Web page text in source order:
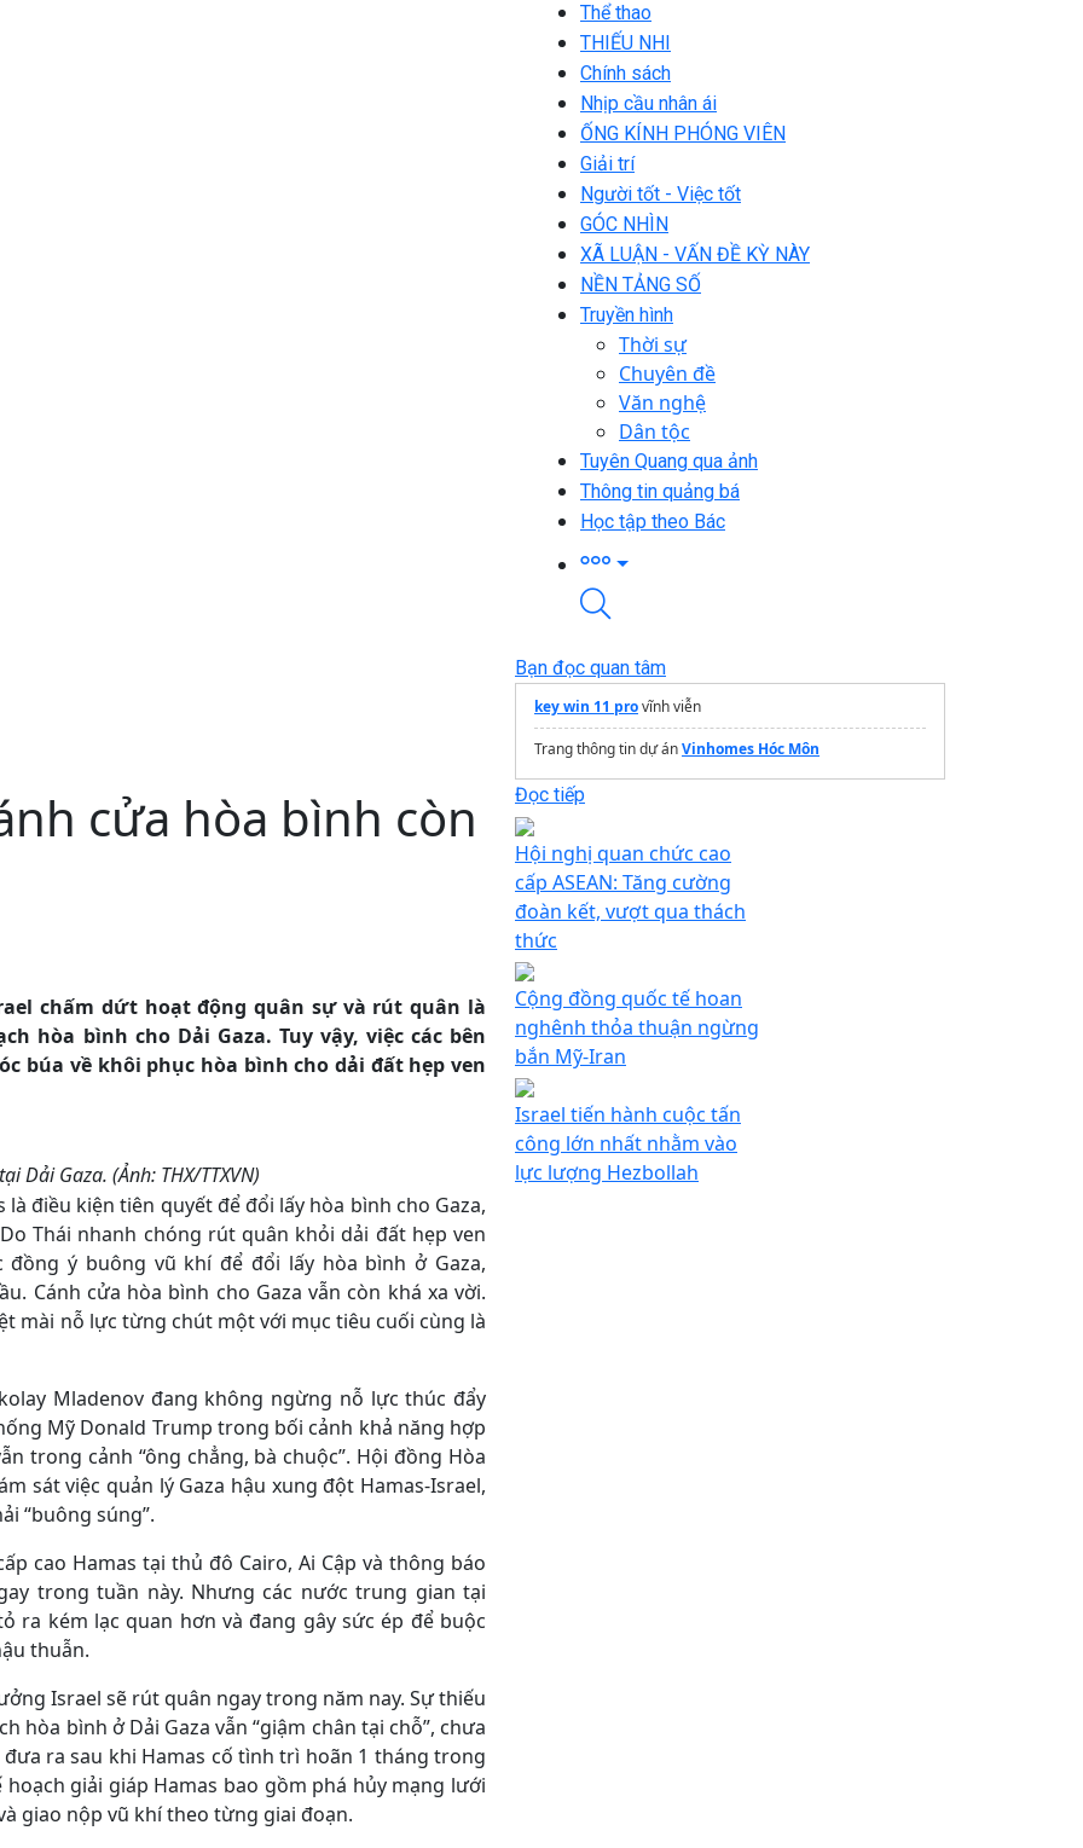
Thể thao
THIẾU NHI
Chính sách
Nhịp cầu nhân ái
ỐNG KÍNH PHÓNG VIÊN
Giải trí
Người tốt - Việc tốt
GÓC NHÌN
XÃ LUẬN - VẤN ĐỀ KỲ NÀY
NỀN TẢNG SỐ
Truyền hình
Thời sự
Chuyên đề
Văn nghệ
Dân tộc
Tuyên Quang qua ảnh
Thông tin quảng bá
Học tập theo Bác
cửa hòa bình còn
chấm dứt hoạt động quân sự và rút quân là
hòa bình cho Dải Gaza. Tuy vậy, việc các bên
búa về khôi phục hòa bình cho dải đất hẹp ven
Dải Gaza. (Ảnh: THX/TTXVN)
điều kiện tiên quyết để đổi lấy hòa bình cho Gaza,
Thái nhanh chóng rút quân khỏi dải đất hẹp ven
ý buông vũ khí để đổi lấy hòa bình ở Gaza,
Cánh cửa hòa bình cho Gaza vẫn còn khá xa vời.
mài nỗ lực từng chút một với mục tiêu cuối cùng là
Mladenov đang không ngừng nỗ lực thúc đẩy
Mỹ Donald Trump trong bối cảnh khả năng hợp
trong cảnh “ông chẳng, bà chuộc”. Hội đồng Hòa
sát việc quản lý Gaza hậu xung đột Hamas-Israel,
“buông súng”.
cao Hamas tại thủ đô Cairo, Ai Cập và thông báo
trong tuần này. Nhưng các nước trung gian tại
ra kém lạc quan hơn và đang gây sức ép để buộc
thuẫn.
Israel sẽ rút quân ngay trong năm nay. Sự thiếu
hòa bình ở Dải Gaza vẫn “giậm chân tại chỗ”, chưa
ra sau khi Hamas cố tình trì hoãn 1 tháng trong
giải giáp Hamas bao gồm phá hủy mạng lưới
giao nộp vũ khí theo từng giai đoạn.
Bạn đọc quan tâm
key win 11 provĩnh viễn
Trang thông tin dự ánVinhomes Hóc Môn
Đọc tiếp
Hội nghị quan chức cao
cấp ASEAN: Tăng cường
đoàn kết, vượt qua thách
thức
Cộng đồng quốc tế hoan
nghênh thỏa thuận ngừng
bắn Mỹ-Iran
Israel tiến hành cuộc tấn
công lớn nhất nhằm vào
lực lượng Hezbollah